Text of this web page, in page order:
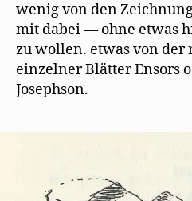
wenig von den
mit dabei — ohne etwas
zu wollen. etwas von
einzelner Blätter Ensors
Josephson.